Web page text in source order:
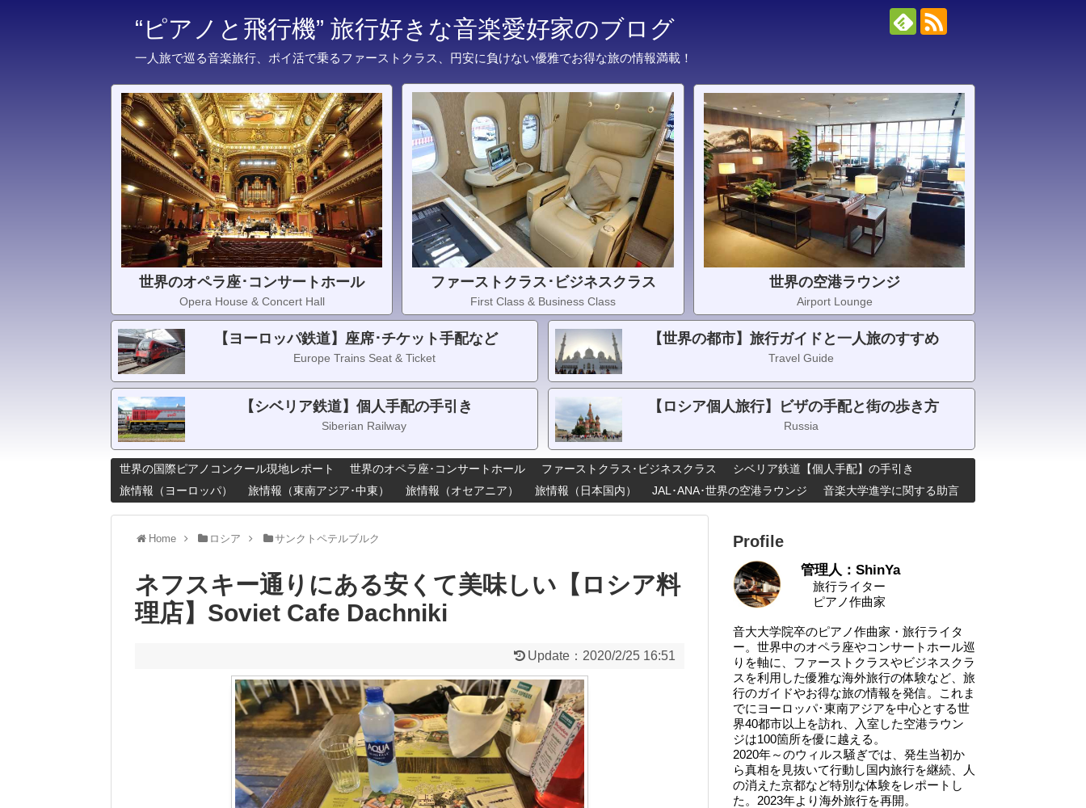
“ピアノと飛行機” 旅行好きな音楽愛好家のブログ
一人旅で巡る音楽旅行、ポイ活で乗るファーストクラス、円安に負けない優雅でお得な旅の情報満載！
世界のオペラ座･コンサートホール
Opera House & Concert Hall
ファーストクラス･ビジネスクラス
First Class & Business Class
世界の空港ラウンジ
Airport Lounge
【ヨーロッパ鉄道】座席･チケット手配など
Europe Trains Seat & Ticket
【シベリア鉄道】個人手配の手引き
Siberian Railway
【世界の都市】旅行ガイドと一人旅のすすめ
Travel Guide
【ロシア個人旅行】ビザの手配と街の歩き方
Russia
世界の国際ピアノコンクール現地レポート 世界のオペラ座･コンサートホール ファーストクラス･ビジネスクラス
シベリア鉄道【個人手配】の手引き
旅情報（ヨーロッパ）
旅情報（東南アジア･中東） 旅情報（オセアニア） 旅情報（日本国内） JAL･ANA･世界の空港ラウンジ 音楽大学進学に関する助言
Home ロシア サンクトペテルブルク
ネフスキー通りにある安くて美味しい【ロシア料
理店】Soviet Cafe Dachniki
Update： 2020/2/25 16:51
Profile
管理人：ShinYa
旅行ライター
ピアノ作曲家
音大大学院卒のピアノ作曲家・旅行ライタ
ー。世界中のオペラ座やコンサートホール巡
りを軸に、ファーストクラスやビジネスクラ
スを利用した優雅な海外旅行の体験など、旅
行のガイドやお得な旅の情報を発信。これま
でにヨーロッパ･東南アジアを中心とする世
界40都市以上を訪れ、入室した空港ラウン
ジは100箇所を優に越える。
2020年～のウィルス騒ぎでは、発生当初か
ら真相を見抜いて行動し国内旅行を継続、人
の消えた京都など特別な体験をレポートし
た。2023年より海外旅行を再開。